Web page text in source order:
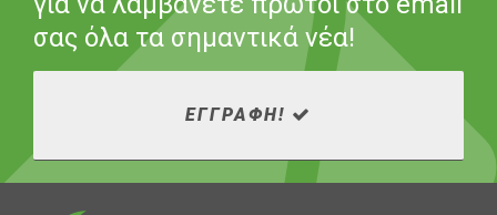
σας όλα τα σημαντικά νέα!
ΕΓΓΡΑΦΗ!